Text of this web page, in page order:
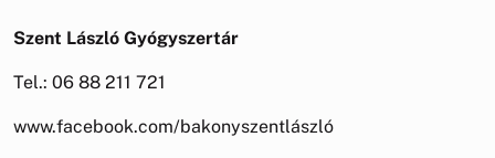
Szent László Gyógyszertár
Tel.: 06 88 211 721
www.facebook.com/bakonyszentlászló